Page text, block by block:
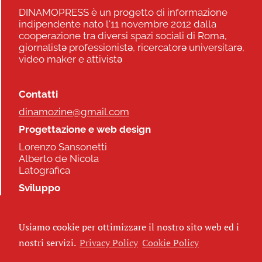
DINAMOPRESS è un progetto di informazione
indipendente nato l'11 novembre 2012 dalla
cooperazione tra diversi spazi sociali di Roma,
giornalistə professionistə, ricercatorə universitarə,
video maker e attivistə
Contatti
dinamozine@gmail.com
Progettazione e web design
Lorenzo Sansonetti
Alberto de Nicola
Latografica
Sviluppo
Seguici
Usiamo cookie per ottimizzare il nostro sito web ed i
nostri servizi. Privacy Policy Cookie Policy